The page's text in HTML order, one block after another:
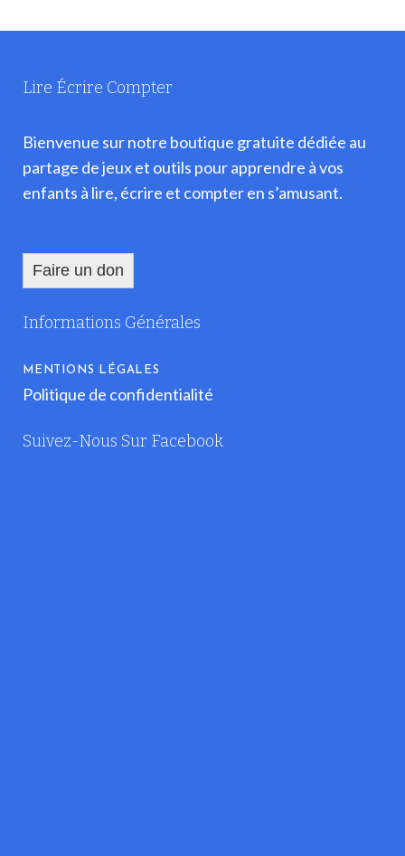
Lire Écrire Compter
Bienvenue sur notre boutique gratuite dédiée au
partage de jeux et outils pour apprendre à vos
enfants à lire, écrire et compter en s’amusant.
Faire un don
Informations Générales
MENTIONS LÉGALES
Politique de confidentialité
Suivez-Nous Sur Facebook